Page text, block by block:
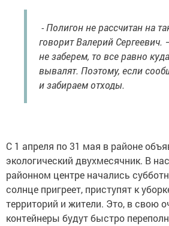
- Полигон не рассчитан на
говорит Валерий
не заберем, то все равно
вывалят. Поэтому, если
и забираем отходы.
С 1 апреля по 31 мая в районе
экологический двухмесячник. В
районном центре начались
солнце пригреет, приступят к
территорий и жители. Это, в свою
контейнеры будут быстро